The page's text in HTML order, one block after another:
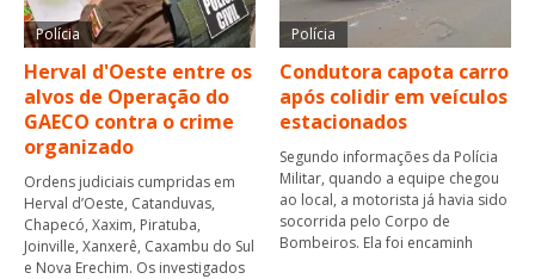
Polícia
Herval d'Oeste entre os
alvos de Operação do
GAECO contra o crime
organizado
Ordens judiciais cumpridas em
Herval d’Oeste, Catanduvas,
Chapecó, Xaxim, Piratuba,
Joinville, Xanxerê, Caxambu do Sul
e Nova Erechim. Os investigados
Polícia
Condutora capota carro
após colidir em veículos
estacionados
Segundo informações da Polícia
Militar, quando a equipe chegou
ao local, a motorista já havia sido
socorrida pelo Corpo de
Bombeiros. Ela foi encaminh